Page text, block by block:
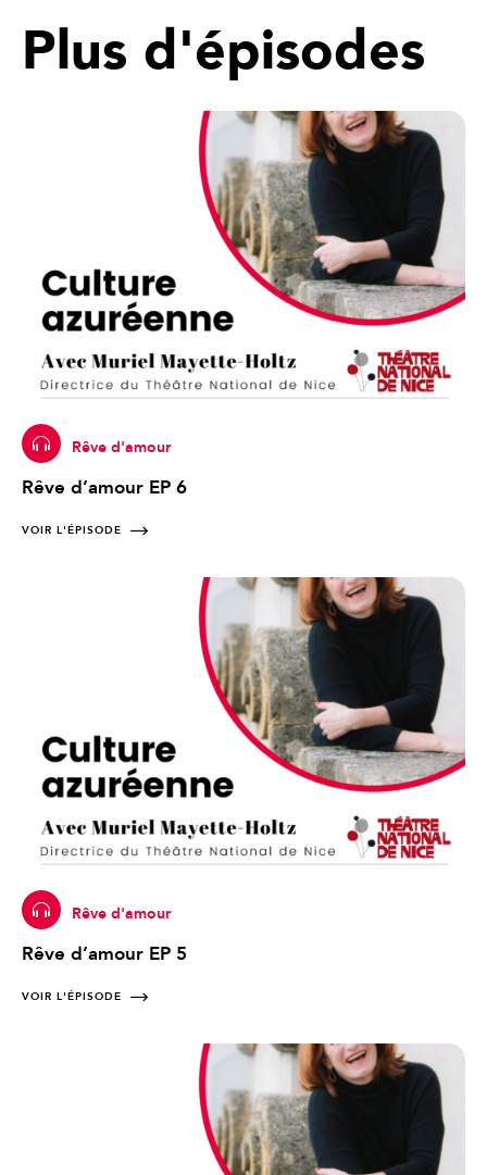
Plus d'épisodes
Rêve d'amour
Rêve d’amour EP 6
VOIR L'ÉPISODE
Rêve d'amour
Rêve d’amour EP 5
VOIR L'ÉPISODE